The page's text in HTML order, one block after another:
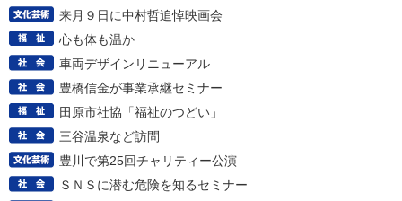
来月９日に中村哲追悼映画会
心も体も温か
車両デザインリニューアル
豊橋信金が事業承継セミナー
田原市社協「福祉のつどい」
三谷温泉など訪問
豊川で第25回チャリティー公演
ＳＮＳに潜む危険を知るセミナー